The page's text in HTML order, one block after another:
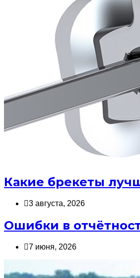
Какие брекеты
3 августа, 2026
Ошибки в
7 июня, 2026